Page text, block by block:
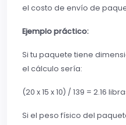
el costo de envío de
Ejemplo práctico:
Si tu paquete tiene
el cálculo sería:
(20 x 15 x 10) / 139 = 2.16
Si el peso físico del